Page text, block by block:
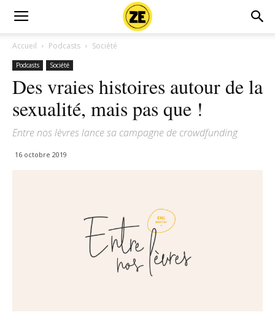
Accueil Podcasts Société
Podcasts Société
Des vraies histoires autour de la
sexualité, mais pas que !
Entre nos lèvres lance sa campagne de crowdfunding
16 octobre 2019